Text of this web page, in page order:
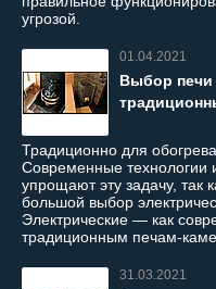
угрозой.
01.04.2021
Выбор печи
Традиционно для
Современные технологии
упрощают эту задачу, так
большой выбор
Электрические — как
традиционным печам-
31.03.2021